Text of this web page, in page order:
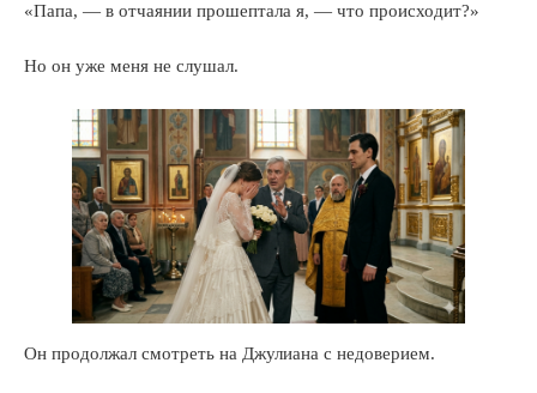
«Папа, — в отчаянии прошептала я, — что происходит?»
Но он уже меня не слушал.
Он продолжал смотреть на Джулиана с недоверием.